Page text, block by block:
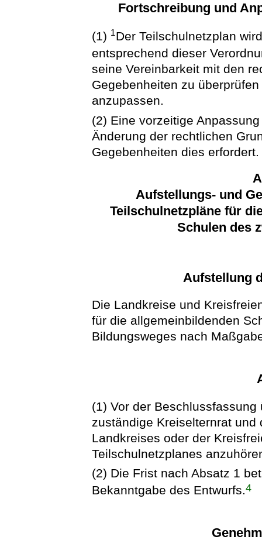
Fortschreibung und
(1) 1Der Teilschulnetzplan
entsprechend dieser
seine Vereinbarkeit mit den
Gegebenheiten zu
anzupassen.
(2) Eine vorzeitige
Änderung der rechtlichen
Gegebenheiten dies erfordert.
Aufstellungs- und
Teilschulnetzpläne für
Schulen des
Aufstellung
Die Landkreise und
für die allgemeinbildenden
Bildungsweges nach
(1) Vor der
zuständige Kreiselternrat
Landkreises oder der
Teilschulnetzplanes
(2) Die Frist nach Absatz 1
Bekanntgabe des Entwurfs.4